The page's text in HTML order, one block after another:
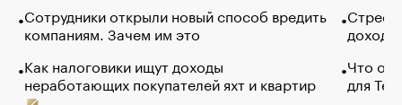
Сотрудники открыли новый способ вредить
компаниям. Зачем им это
Как налоговики ищут доходы
неработающих покупателей яхт и квартир
Что
для